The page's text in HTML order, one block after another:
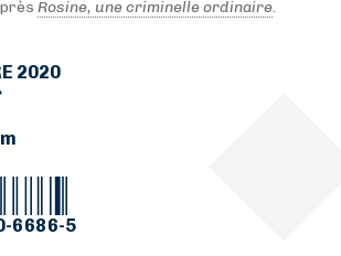
Rosine, une criminelle ordinaire.
2020
6686-5